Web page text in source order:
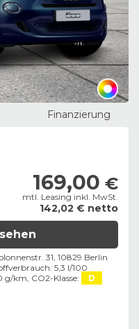
Finanzierung
169,00 €
mtl. Leasing inkl. MwSt.
142,02 € netto
31, 10829 Berlin
5,3 l/100
g/km, CO2-Klasse: D